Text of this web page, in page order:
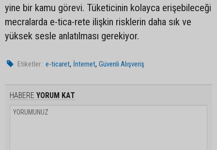
yine bir kamu görevi. Tüketicinin kolayca erişebileceği
mecralarda e-tica-rete ilişkin risklerin daha sık ve
yüksek sesle anlatılması gerekiyor.
Etiketler : e-ticaret, İnternet,Güvenli Alışveriş
HABERE YORUM KAT